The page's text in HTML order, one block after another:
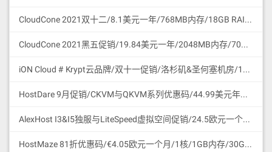
CloudCone 2021双十二/8.1美元一年/768MB内存/18GB RAID10 HDD硬盘/2TB流量/1Gbps/KVM/洛杉矶/中国路由优化/支持支付宝付款
CloudCone 2021黑五促销/19.84美元一年/2048MB内存/70GB RAID10 HDD硬盘/4TB流量/1Gbps/KVM/洛杉矶/中国路由优化/支持支付宝付款
iON Cloud # Krypt云品牌/双十一促销/洛杉矶&圣何塞机房/11.11美元一个月或111.1美元一年/2核/2GB/60GB SSD/3TB流量/1Gbps端口/圣何塞/支持支付宝微信
HostDare 9月促销/CKVM与QKVM系列优惠码/44.99美元年付/756MB内存/35GB HDD/600GB流量/50Mbps/KVM/Cera线路CN2GIA与联通移动直连/支持支付宝微信支付
AlexHost I3&I5独服与LiteSpeed虚拟空间促销/24.5欧元一个月/Intel I3 CPU/4G DDR3/1TB SATA HDD/无限流量/共享1Gbps/DDoS保护/摩尔多瓦/无版权
HostMaze 81折优惠码/€4.05欧元一个月/1核/1GB内存/30GB SSD硬盘/1Gbps/无限流量/KVM/罗马尼亚/无版权